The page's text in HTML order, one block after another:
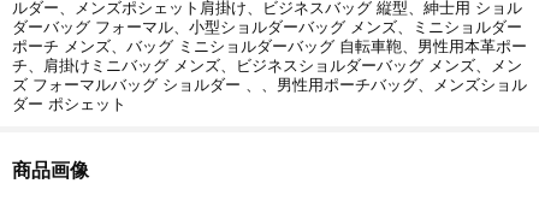
ルダー、メンズポシェット肩掛け、ビジネスバッグ 縦型、紳士用 ショル
ダーバッグ フォーマル、小型ショルダーバッグ メンズ、ミニショルダー
ポーチ メンズ、バッグ ミニショルダーバッグ 自転車鞄、男性用本革ポー
チ、肩掛けミニバッグ メンズ、ビジネスショルダーバッグ メンズ、メン
ズ フォーマルバッグ ショルダー 、、男性用ポーチバッグ、メンズショル
ダー ポシェット
商品画像